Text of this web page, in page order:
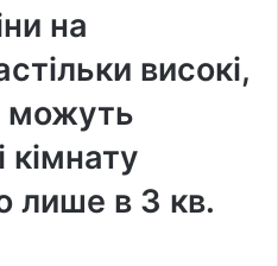
на
високі,
можуть
кімнату
лише в 3 кв.